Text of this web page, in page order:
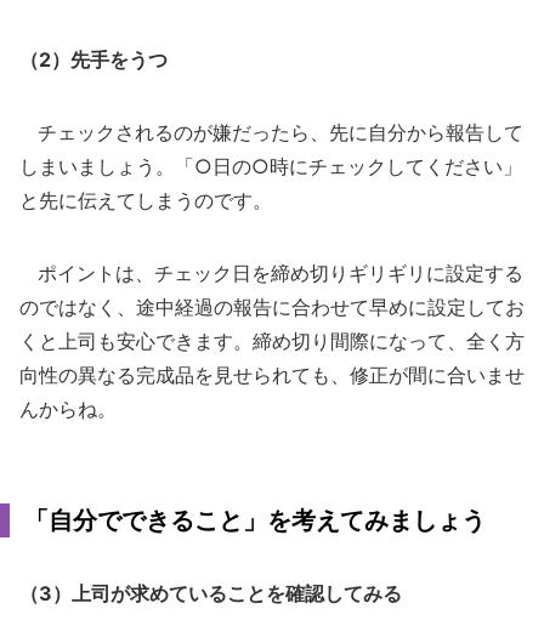
（2）先手をうつ
チェックされるのが嫌だったら、先に自分から報告して
しまいましょう。「○日の○時にチェックしてください」
と先に伝えてしまうのです。
ポイントは、チェック日を締め切りギリギリに設定する
のではなく、途中経過の報告に合わせて早めに設定してお
くと上司も安心できます。締め切り間際になって、全く方
向性の異なる完成品を見せられても、修正が間に合いませ
んからね。
「自分でできること」を考えてみましょう
（3）上司が求めていることを確認してみる